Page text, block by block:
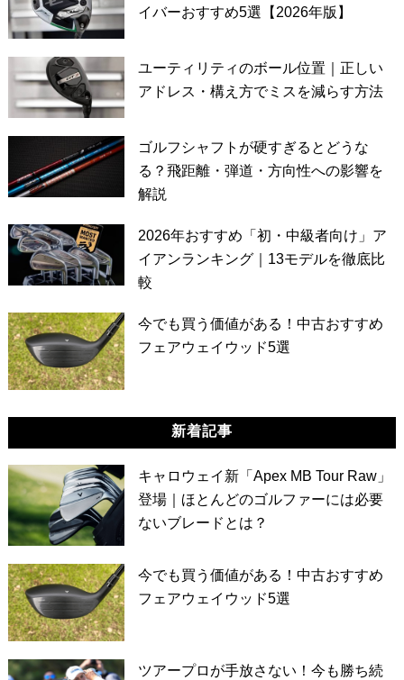
イバーおすすめ5選【2026年版】
ユーティリティのボール位置｜正しい
アドレス・構え方でミスを減らす方法
ゴルフシャフトが硬すぎるとどうな
る？飛距離・弾道・方向性への影響を
解説
2026年おすすめ「初・中級者向け」ア
イアンランキング｜13モデルを徹底比
較
今でも買う価値がある！中古おすすめ
フェアウェイウッド5選
新着記事
キャロウェイ新「Apex MB Tour Raw」
登場｜ほとんどのゴルファーには必要
ないブレードとは？
今でも買う価値がある！中古おすすめ
フェアウェイウッド5選
ツアープロが手放さない！今も勝ち続